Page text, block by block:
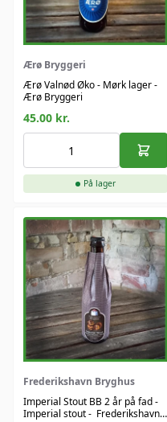
Ærø Bryggeri
Ærø Valnød Øko - Mørk lager -
Ærø Bryggeri
45.00 kr.
På lager
Frederikshavn Bryghus
Imperial Stout BB 2 år på fad -
Imperial stout - Frederikshavn